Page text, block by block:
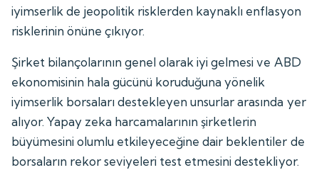
iyimserlik de jeopolitik risklerden kaynaklı enflasyon
risklerinin önüne çıkıyor.
Şirket bilançolarının genel olarak iyi gelmesi ve ABD
ekonomisinin hala gücünü koruduğuna yönelik
iyimserlik borsaları destekleyen unsurlar arasında yer
alıyor. Yapay zeka harcamalarının şirketlerin
büyümesini olumlu etkileyeceğine dair beklentiler de
borsaların rekor seviyeleri test etmesini destekliyor.